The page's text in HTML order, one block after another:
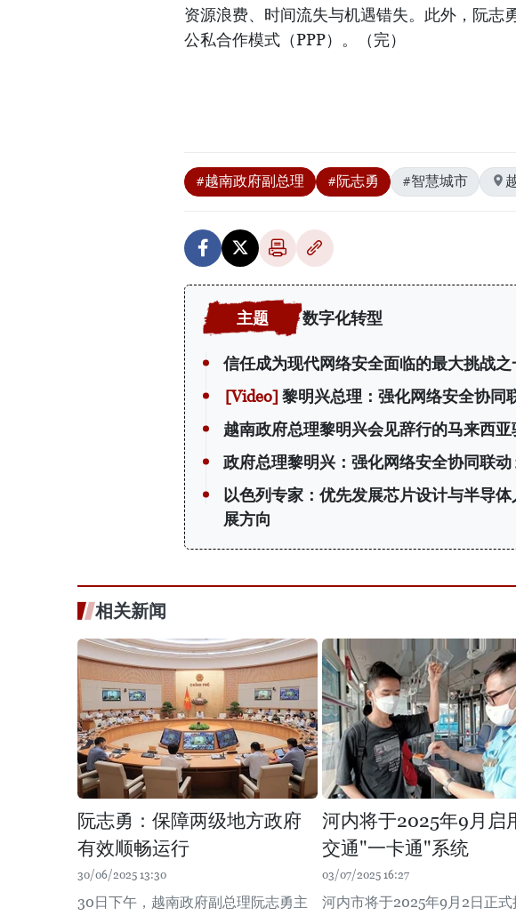
资源浪费、时间流失与机遇错失。此外，阮志
公私合作模式（PPP）。（完）
#越南政府副总理 #阮志勇 #智慧城市
数字化转型
信任成为现代网络安全面临的最大挑战之
黎明兴总理：强化网络安全协同
越南政府总理黎明兴会见辞行的马来西
政府总理黎明兴：强化网络安全协同联
以色列专家：优先发展芯片设计与半导
展方向
相关新闻
阮志勇：保障两级地方政府
有效顺畅运行
30/06/2025 13:30
30日下午，越南政府副总理阮志勇主
河内将于2025年9月启
交通"一卡通"系统
03/07/2025 16:27
河内市将于2025年9月2日正式